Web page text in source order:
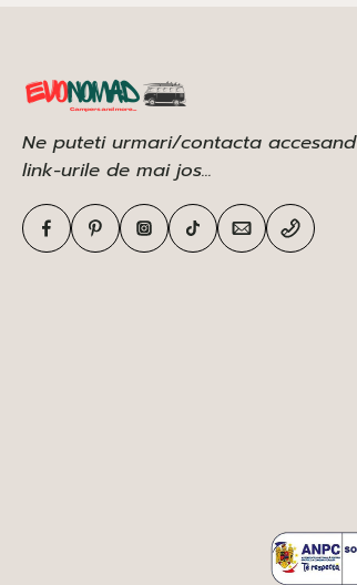
Ne puteti urmari/contacta accesand
link-urile de mai jos...